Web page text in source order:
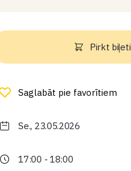
Pirkt biļeti
Saglabāt pie favorītiem
Se., 23.05.2026
17:00 - 18:00